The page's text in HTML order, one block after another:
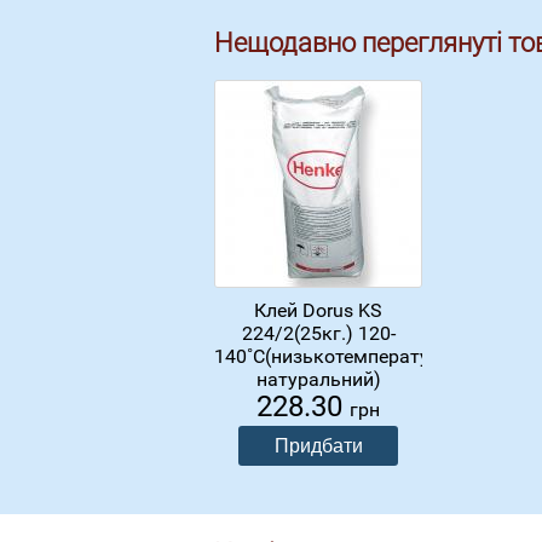
Нещодавно переглянуті
Клей Dorus KS
224/2(25кг.) 120-
140˚С(низькотемпературний,
натуральний)
228.30 грн